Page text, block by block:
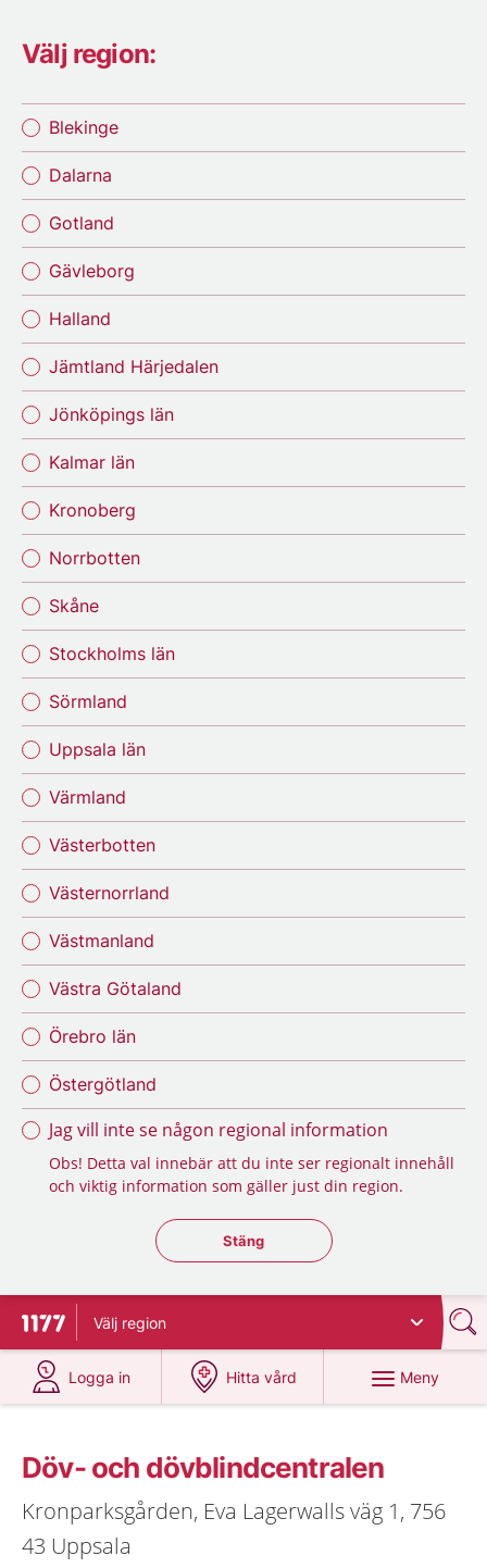
Välj region:
Blekinge
Dalarna
Gotland
Gävleborg
Halland
Jämtland Härjedalen
Jönköpings län
Kalmar län
Kronoberg
Norrbotten
Skåne
Stockholms län
Sörmland
Uppsala län
Värmland
Västerbotten
Västernorrland
Västmanland
Västra Götaland
Örebro län
Östergötland
Jag vill inte se någon regional information
Obs! Detta val innebär att du inte ser regionalt innehåll
och viktig information som gäller just din region.
Stäng regionsväljaren
Stäng
Till startsidan för 1177
Välj region
Logga in
på 1177.se
Hitta vård
på 1177.se
Meny
Döv- och dövblindcentralen
Kronparksgården, Eva Lagerwalls väg 1, 756
43 Uppsala